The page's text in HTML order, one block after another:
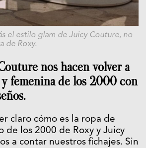
el estilo glam de Juicy Couture, no
de Roxy.
nos hacen volver a
femenina de los 2000 con
claro cómo es la ropa de
de los 2000 de Roxy y Juicy
a contar nuestros fichajes. Sin